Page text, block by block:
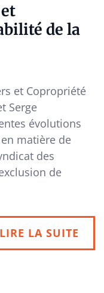
de la
et Copropriété
Serge
évolutions
matière de
des
de
LIRE LA SUITE